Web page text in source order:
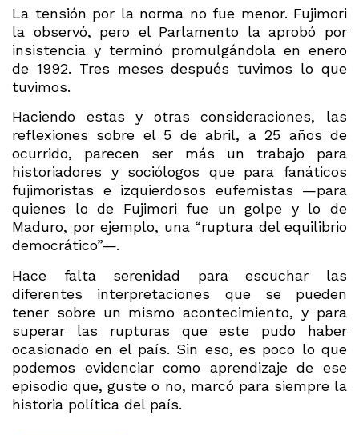
La tensión por la norma no fue menor. Fujimori
la observó, pero el Parlamento la aprobó por
insistencia y terminó promulgándola en enero
de 1992. Tres meses después tuvimos lo que
tuvimos.
Haciendo estas y otras consideraciones, las
reflexiones sobre el 5 de abril, a 25 años de
ocurrido, parecen ser más un trabajo para
historiadores y sociólogos que para fanáticos
fujimoristas e izquierdosos eufemistas —para
quienes lo de Fujimori fue un golpe y lo de
Maduro, por ejemplo, una “ruptura del equilibrio
democrático”—.
Hace falta serenidad para escuchar las
diferentes interpretaciones que se pueden
tener sobre un mismo acontecimiento, y para
superar las rupturas que este pudo haber
ocasionado en el país. Sin eso, es poco lo que
podemos evidenciar como aprendizaje de ese
episodio que, guste o no, marcó para siempre la
historia política del país.